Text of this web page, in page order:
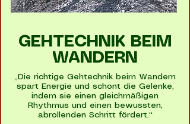
GEHTECHNIK BEIM
WANDERN
„Die richtige Gehtechnik beim Wandern
spart Energie und schont die Gelenke,
indem sie einen gleichmäßigen
Rhythmus und einen bewussten,
abrollenden Schritt fördert.“